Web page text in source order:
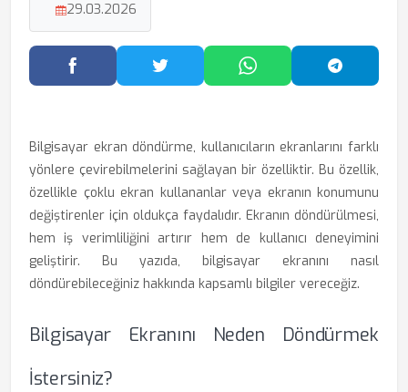
29.03.2026
Facebook'ta PaylaşTwitter'da PaylaşWhatsApp'ta Paylaş
Bilgisayar ekran döndürme, kullanıcıların ekranlarını farklı
yönlere çevirebilmelerini sağlayan bir özelliktir. Bu özellik,
özellikle çoklu ekran kullananlar veya ekranın konumunu
değiştirenler için oldukça faydalıdır. Ekranın döndürülmesi,
hem iş verimliliğini artırır hem de kullanıcı deneyimini
geliştirir. Bu yazıda, bilgisayar ekranını nasıl
döndürebileceğiniz hakkında kapsamlı bilgiler vereceğiz.
Bilgisayar Ekranını Neden Döndürmek
İstersiniz?